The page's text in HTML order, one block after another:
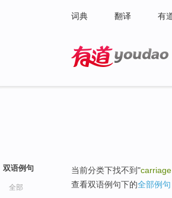
词典 翻译 有
双语例句
全部
当前分类下找不到"
查看双语例句下的全部例句